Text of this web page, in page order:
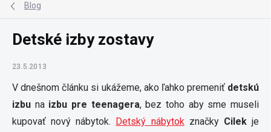
Blog
Detské izby zostavy
23.5.2013
V dnešnom článku si ukážeme, ako ľahko premeniť detskú
izbu na izbu pre teenagera, bez toho aby sme museli
kupovať nový nábytok. Detský nábytokznačky Cilekje